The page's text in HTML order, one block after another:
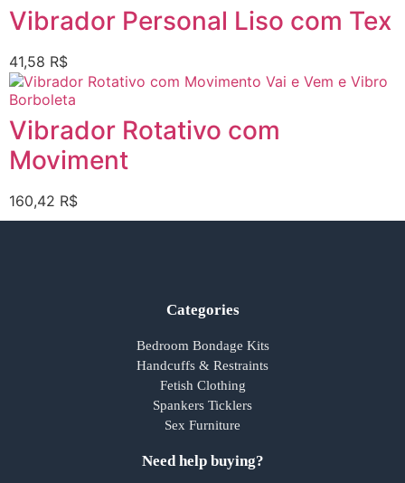
Vibrador Personal Liso com Tex
41,58 R$
Vibrador Rotativo com
Moviment
160,42 R$
Categories
Bedroom Bondage Kits
Handcuffs & Restraints
Fetish Clothing
Spankers Ticklers
Sex Furniture
Need help buying?